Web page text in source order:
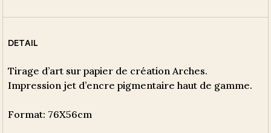
DETAIL
Tirage d’art sur papier de création Arches.
Impression jet d’encre pigmentaire haut de gamme.
Format: 76X56cm